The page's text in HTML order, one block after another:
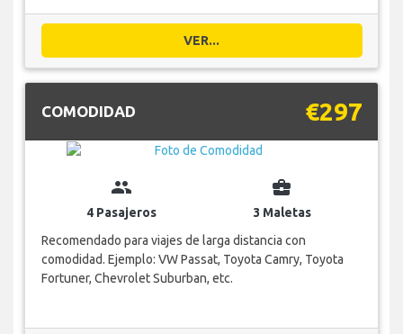
VER...
COMODIDAD €297
group
4 Pasajeros
business_center
3 Maletas
Recomendado para viajes de larga distancia con
comodidad. Ejemplo: VW Passat, Toyota Camry, Toyota
Fortuner, Chevrolet Suburban, etc.